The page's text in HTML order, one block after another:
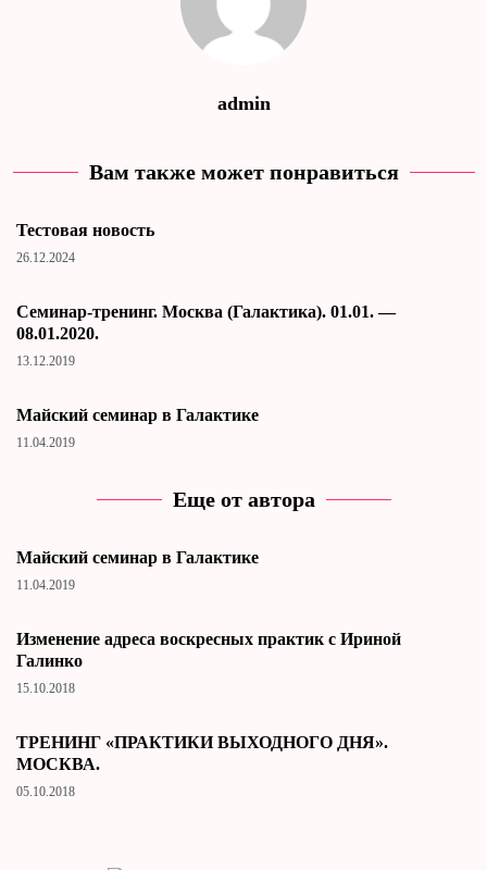
admin
Вам также может понравиться
Тестовая новость
26.12.2024
Cеминар-тренинг. Москва (Галактика). 01.01. —
08.01.2020.
13.12.2019
Майский семинар в Галактике
11.04.2019
Еще от автора
Майский семинар в Галактике
11.04.2019
Изменение адреса воскресных практик с Ириной
Галинко
15.10.2018
ТРЕНИНГ «ПРАКТИКИ ВЫХОДНОГО ДНЯ».
МОСКВА.
05.10.2018